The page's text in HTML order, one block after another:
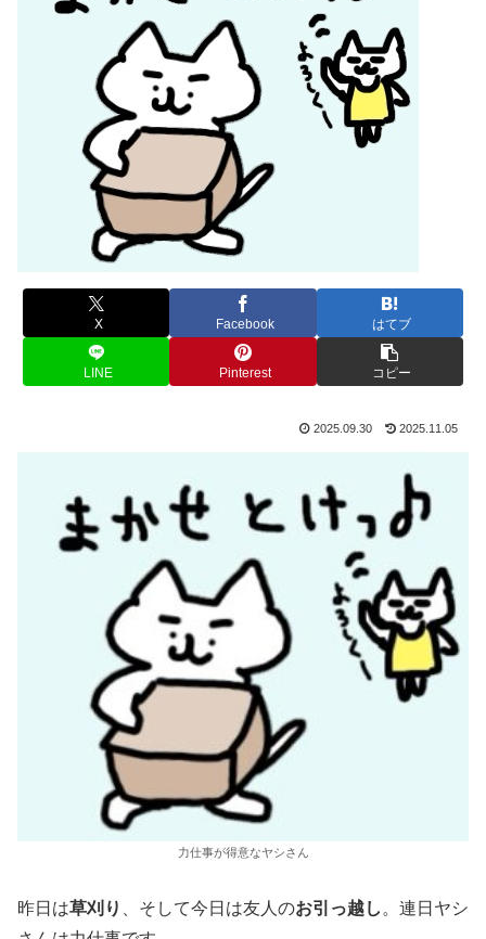
X Facebook はてブ
LINE Pinterest コピー
2025.09.30 2025.11.05
力仕事が得意なヤシさん
昨日は草刈り 、そして今日は友人のお引っ越し 。連日ヤシ